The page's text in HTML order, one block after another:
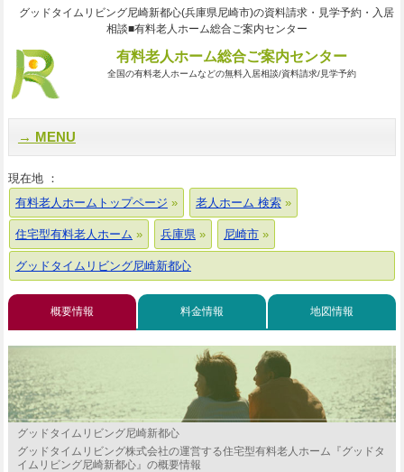
グッドタイムリビング尼崎新都心(兵庫県尼崎市)の資料請求・見学予約・入居
相談■有料老人ホーム総合ご案内センター
有料老人ホーム総合ご案内センター
全国の有料老人ホームなどの無料入居相談/資料請求/見学予約
MENU
現在地 ：
有料老人ホームトップページ
老人ホーム 検索
住宅型有料老人ホーム 兵庫県 尼崎市
グッドタイムリビング尼崎新都心
概要情報 料金情報 地図情報
グッドタイムリビング尼崎新都心
グッドタイムリビング株式会社の運営する住宅型有料老人ホーム『グッドタ
イムリビング尼崎新都心』の概要情報